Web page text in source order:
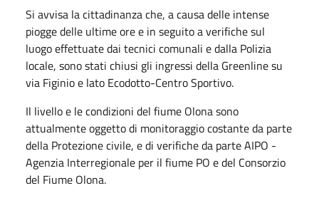
Si avvisa la cittadinanza che, a causa delle intense
piogge delle ultime ore e in seguito a verifiche sul
luogo effettuate dai tecnici comunali e dalla Polizia
locale, sono stati chiusi gli ingressi della Greenline su
via Figinio e lato Ecodotto-Centro Sportivo.
Il livello e le condizioni del fiume Olona sono
attualmente oggetto di monitoraggio costante da parte
della Protezione civile, e di verifiche da parte AIPO -
Agenzia Interregionale per il fiume PO e del Consorzio
del Fiume Olona.